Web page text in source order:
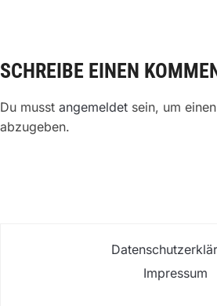
SCHREIBE EINEN
Du musst angemeldet sein, um
abzugeben.
Impressum